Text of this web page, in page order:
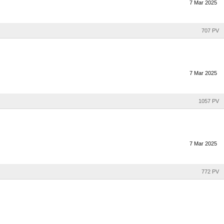
7 Mar 2025
707 PV
7 Mar 2025
1057 PV
7 Mar 2025
772 PV